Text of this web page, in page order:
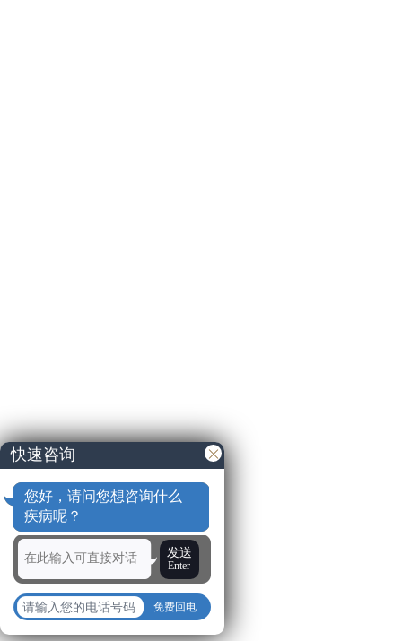
快速咨询
您好，请问您想咨询什么
疾病呢？
发送
Enter
免费回电